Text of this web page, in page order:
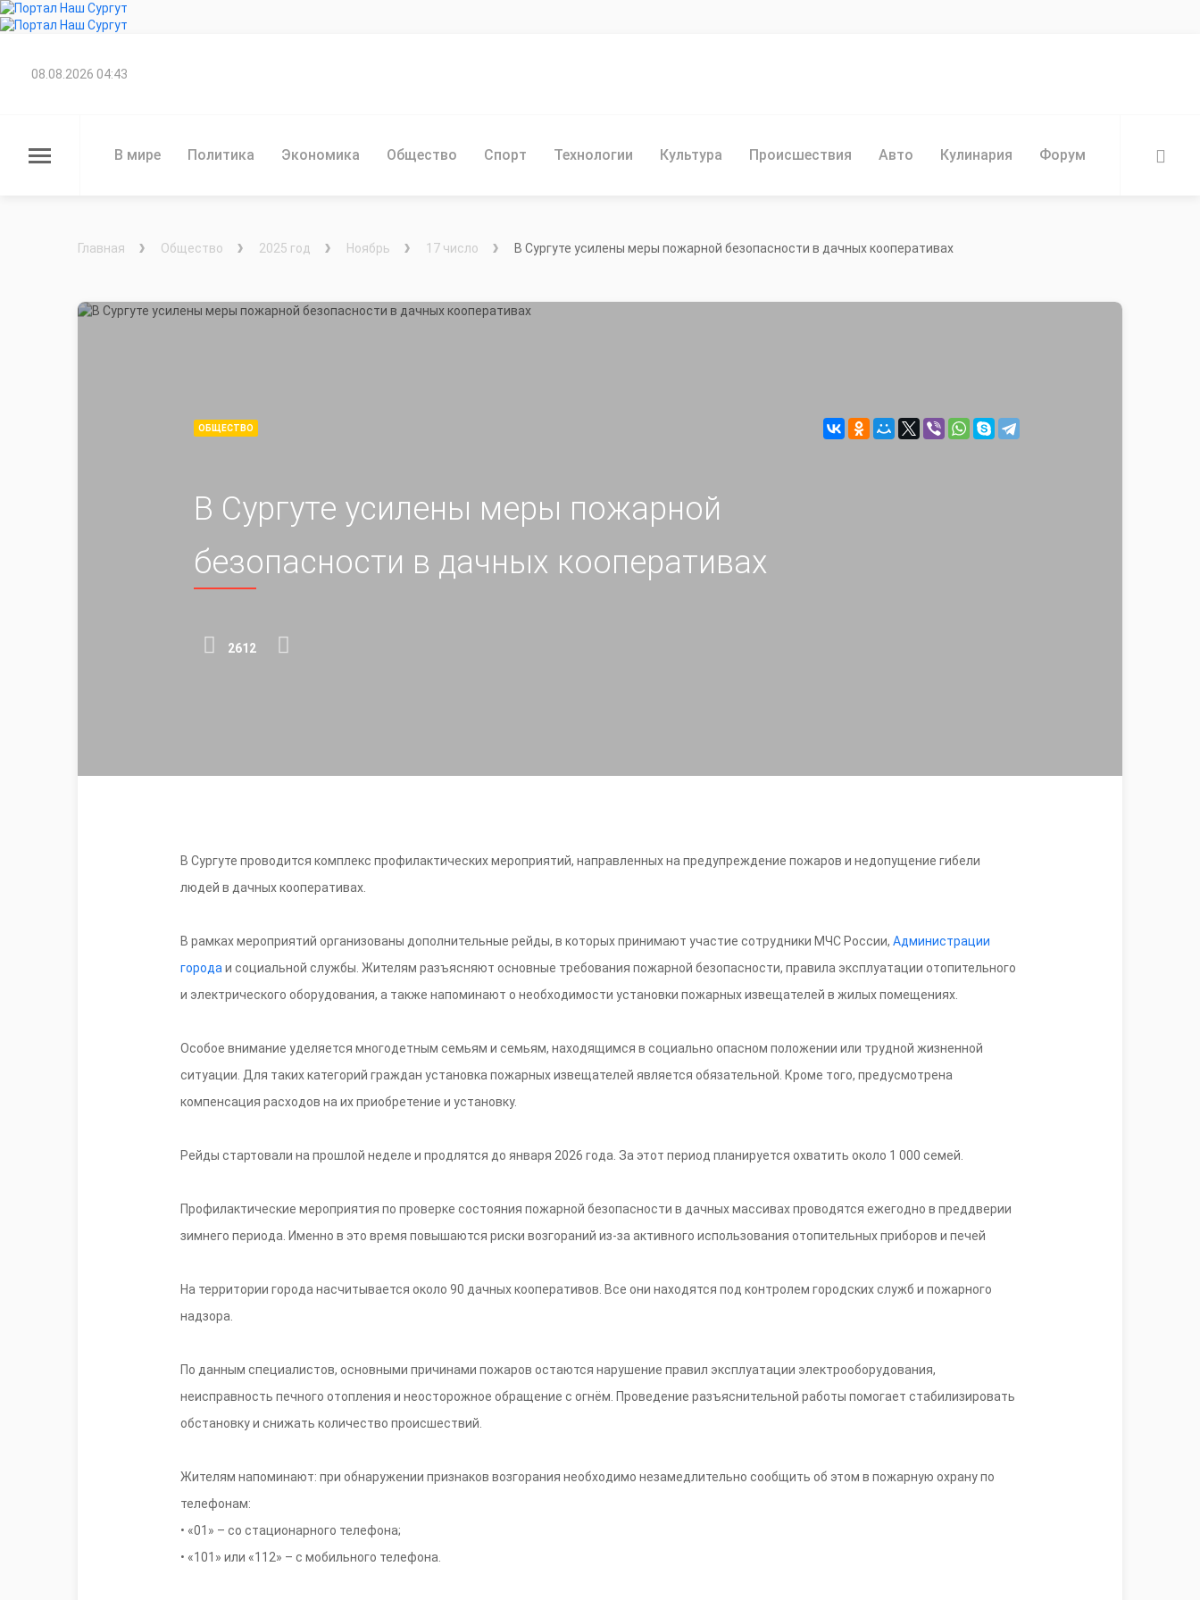
08.08.2026 04:43
В мире Политика Экономика Общество Спорт Технологии Культура Происшествия Авто Кулинария Форум
Главная Общество 2025 год Ноябрь 17 число В Сургуте усилены меры пожарной безопасности в дачных кооперативах
ОБЩЕСТВО
В Сургуте усилены меры пожарной
безопасности в дачных кооперативах
2612
В Сургуте проводится комплекс профилактических мероприятий, направленных на предупреждение пожаров и недопущение гибели
людей в дачных кооперативах.
В рамках мероприятий организованы дополнительные рейды, в которых принимают участие сотрудники МЧС России, Администрации
города и социальной службы. Жителям разъясняют основные требования пожарной безопасности, правила эксплуатации отопительного
и электрического оборудования, а также напоминают о необходимости установки пожарных извещателей в жилых помещениях.
Особое внимание уделяется многодетным семьям и семьям, находящимся в социально опасном положении или трудной жизненной
ситуации. Для таких категорий граждан установка пожарных извещателей является обязательной. Кроме того, предусмотрена
компенсация расходов на их приобретение и установку.
Рейды стартовали на прошлой неделе и продлятся до января 2026 года. За этот период планируется охватить около 1 000 семей.
Профилактические мероприятия по проверке состояния пожарной безопасности в дачных массивах проводятся ежегодно в преддверии
зимнего периода. Именно в это время повышаются риски возгораний из-за активного использования отопительных приборов и печей
На территории города насчитывается около 90 дачных кооперативов. Все они находятся под контролем городских служб и пожарного
надзора.
По данным специалистов, основными причинами пожаров остаются нарушение правил эксплуатации электрооборудования,
неисправность печного отопления и неосторожное обращение с огнём. Проведение разъяснительной работы помогает стабилизировать
обстановку и снижать количество происшествий.
Жителям напоминают: при обнаружении признаков возгорания необходимо незамедлительно сообщить об этом в пожарную охрану по
телефонам:
• «01» – со стационарного телефона;
• «101» или «112» – с мобильного телефона.